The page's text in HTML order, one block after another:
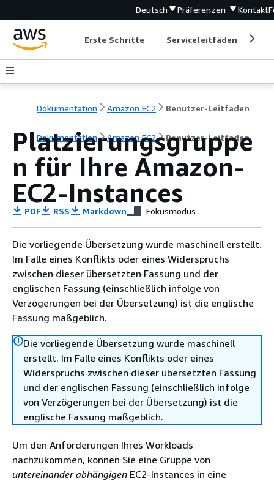
Deutsch Präferenzen Kontakt
Erste Schritte Serviceleitfäden
Dokumentation Amazon EC2 Benutzer-Leitfaden
Dokumentation Amazon EC2 Benutzer-Leitfaden
Platzierungsgruppe
n für Ihre Amazon-
EC2-Instances
PDF RSS Markdown Fokusmodus
Die vorliegende Übersetzung wurde maschinell erstellt.
Im Falle eines Konflikts oder eines Widerspruchs
zwischen dieser übersetzten Fassung und der
englischen Fassung (einschließlich infolge von
Verzögerungen bei der Übersetzung) ist die englische
Fassung maßgeblich.
Die vorliegende Übersetzung wurde maschinell
erstellt. Im Falle eines Konflikts oder eines
Widerspruchs zwischen dieser übersetzten Fassung
und der englischen Fassung (einschließlich infolge
von Verzögerungen bei der Übersetzung) ist die
englische Fassung maßgeblich.
Um den Anforderungen Ihres Workloads
nachzukommen, können Sie eine Gruppe von
untereinander abhängigen EC2-Instances in eine